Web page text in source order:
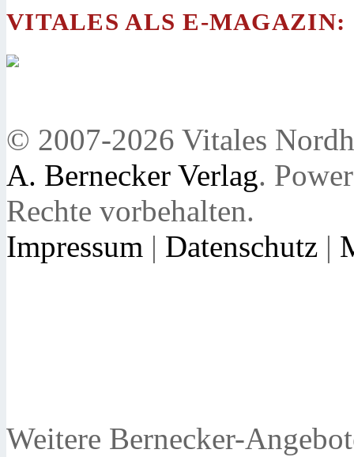
VITALES ALS E-MAGAZIN:
© 2007-2026 Vitales
A. Bernecker Verlag.
Rechte vorbehalten.
Impressum | Datenschutz |
Weitere Bernecker-